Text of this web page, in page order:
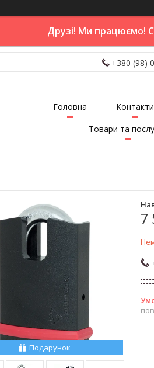
Друзі! Ми працюємо!
+380 (98)
Головна Контакти
Товари та
Подарунок
7